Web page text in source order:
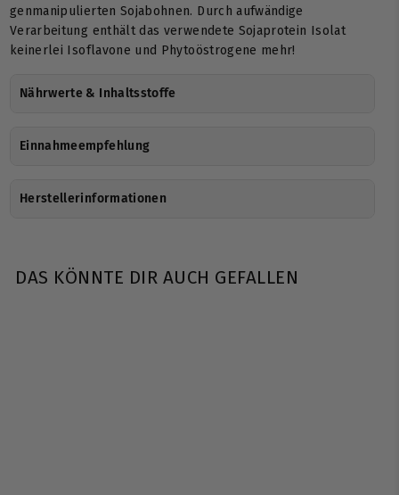
genmanipulierten Sojabohnen. Durch aufwändige
Verarbeitung enthält das verwendete Sojaprotein Isolat
keinerlei Isoflavone und Phytoöstrogene mehr!
Nährwerte & Inhaltsstoffe
Einnahmeempfehlung
Herstellerinformationen
DAS KÖNNTE DIR AUCH GEFALLEN